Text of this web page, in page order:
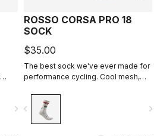
navigate_next
ROSSO CORSA PRO 18
SOCK
$35.00
The best sock we've ever made for
performance cycling. Cool mesh,
midfoot, and even a reflective tab at
the back. Rosso Corsa is back.
navigate_before